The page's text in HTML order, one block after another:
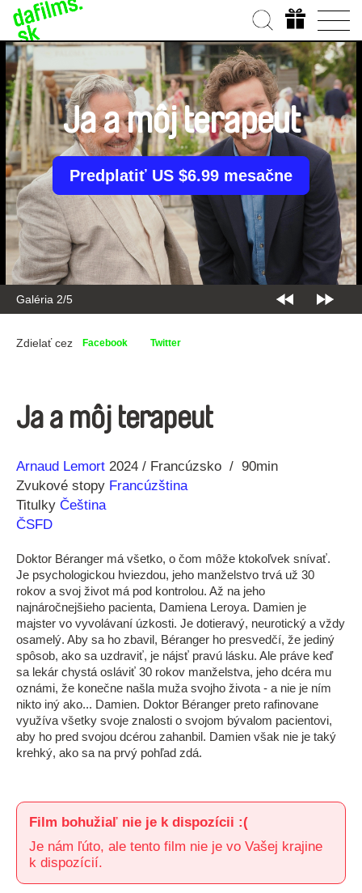
Galéria 2/5
Ja a môj terapeut
Predplatiť US $6.99 mesačne
Zdielať cez Facebook Twitter
Ja a môj terapeut
Réžia
Arnaud Lemort
Rok
výroby
2024 Francúzsko
90min
Zvukové stopy Francúzština
Titulky Čeština
ČSFD
Doktor Béranger má všetko, o čom môže ktokoľvek snívať.
Je psychologickou hviezdou, jeho manželstvo trvá už 30
rokov a svoj život má pod kontrolou. Až na jeho
najnáročnejšieho pacienta, Damiena Leroya. Damien je
majster vo vyvolávaní úzkosti. Je dotieravý, neurotický a vždy
osamelý. Aby sa ho zbavil, Béranger ho presvedčí, že jediný
spôsob, ako sa uzdraviť, je nájsť pravú lásku. Ale práve keď
sa lekár chystá osláviť 30 rokov manželstva, jeho dcéra mu
oznámi, že konečne našla muža svojho života - a nie je ním
nikto iný ako... Damien. Doktor Béranger preto rafinovane
využíva všetky svoje znalosti o svojom bývalom pacientovi,
aby ho pred svojou dcérou zahanbil. Damien však nie je taký
krehký, ako sa na prvý pohľad zdá.
Film bohužiaľ nie je k dispozícii :(
Je nám ľúto, ale tento film nie je vo Vašej krajine
k dispozícií.